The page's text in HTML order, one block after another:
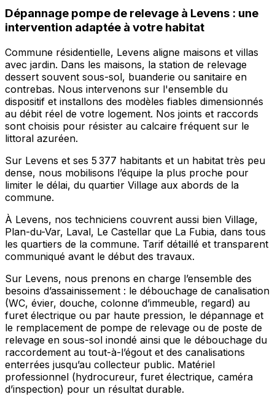
Dépannage pompe de relevage à Levens : une
intervention adaptée à votre habitat
Commune résidentielle, Levens aligne maisons et villas
avec jardin. Dans les maisons, la station de relevage
dessert souvent sous-sol, buanderie ou sanitaire en
contrebas. Nous intervenons sur l'ensemble du
dispositif et installons des modèles fiables dimensionnés
au débit réel de votre logement. Nos joints et raccords
sont choisis pour résister au calcaire fréquent sur le
littoral azuréen.
Sur Levens et ses 5 377 habitants et un habitat très peu
dense, nous mobilisons l’équipe la plus proche pour
limiter le délai, du quartier Village aux abords de la
commune.
À Levens, nos techniciens couvrent aussi bien Village,
Plan-du-Var, Laval, Le Castellar que La Fubia, dans tous
les quartiers de la commune. Tarif détaillé et transparent
communiqué avant le début des travaux.
Sur Levens, nous prenons en charge l’ensemble des
besoins d’assainissement : le débouchage de canalisation
(WC, évier, douche, colonne d’immeuble, regard) au
furet électrique ou par haute pression, le dépannage et
le remplacement de pompe de relevage ou de poste de
relevage en sous-sol inondé ainsi que le débouchage du
raccordement au tout-à-l’égout et des canalisations
enterrées jusqu’au collecteur public. Matériel
professionnel (hydrocureur, furet électrique, caméra
d’inspection) pour un résultat durable.